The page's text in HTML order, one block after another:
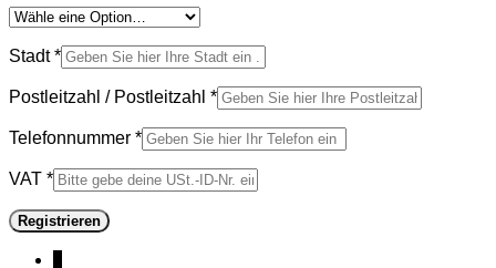
Stadt*
Postleitzahl / Postleitzahl *
Telefonnummer *
VAT *
Registrieren